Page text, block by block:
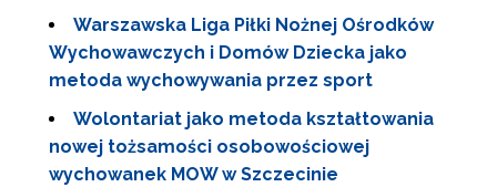
Warszawska Liga Piłki Nożnej Ośrodków
Wychowawczych i Domów Dziecka jako
metoda wychowywania przez sport
Wolontariat jako metoda kształtowania
nowej tożsamości osobowościowej
wychowanek MOW w Szczecinie